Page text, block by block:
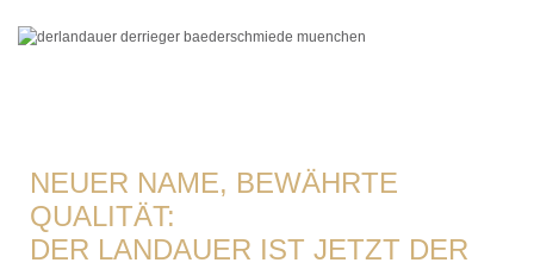
NEUER NAME, BEWÄHRTE
QUALITÄT:
DER LANDAUER IST JETZT DER